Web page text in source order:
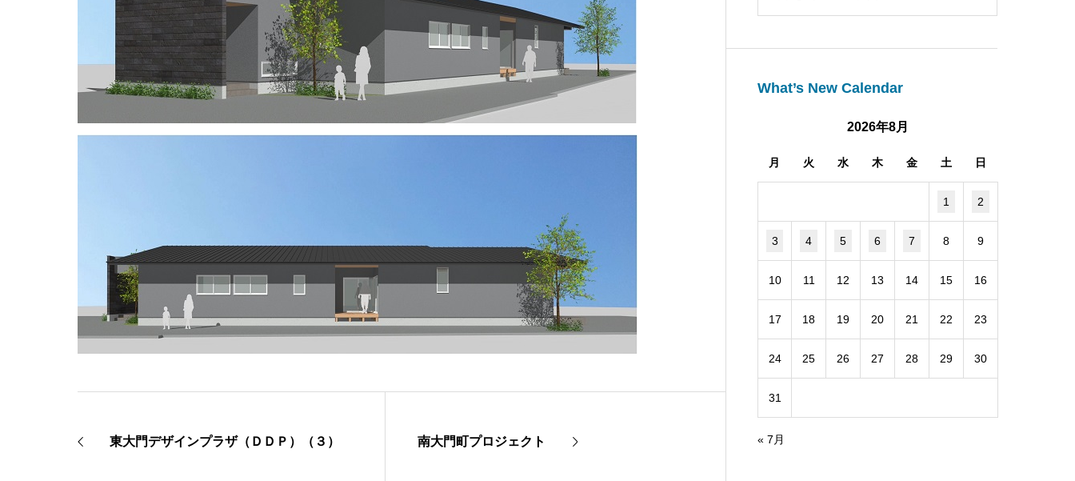
東大門デザインプラザ（ＤＤＰ）（３） 南大門町プロジェクト
What’s New Calendar
2026年8月
月 火 水 木 金 土 日
1 2
3 4 5 6 7 8 9
10 11 12 13 14 15 16
17 18 19 20 21 22 23
24 25 26 27 28 29 30
31
« 7月